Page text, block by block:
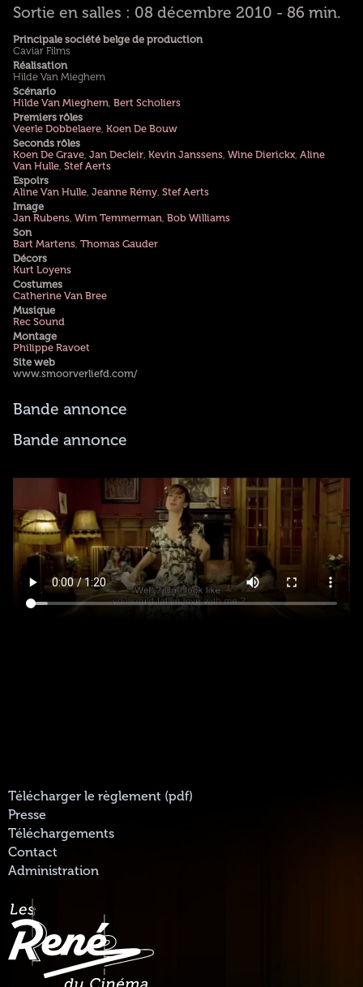
Sortie en salles : 08 décembre 2010 - 86 min.
Principale société belge de production
Caviar Films
Réalisation
Hilde Van Mieghem
Scénario
Hilde Van Mieghem, Bert Scholiers
Premiers rôles
Veerle Dobbelaere, Koen De Bouw
Seconds rôles
Koen De Grave, Jan Decleir, Kevin Janssens, Wine Dierickx, Aline
Van Hulle, Stef Aerts
Espoirs
Aline Van Hulle, Jeanne Rémy, Stef Aerts
Image
Jan Rubens, Wim Temmerman, Bob Williams
Son
Bart Martens, Thomas Gauder
Décors
Kurt Loyens
Costumes
Catherine Van Bree
Musique
Rec Sound
Montage
Philippe Ravoet
Site web
www.smoorverliefd.com/
Bande annonce
Bande annonce
Télécharger le règlement (pdf)
Presse
Téléchargements
Contact
Administration